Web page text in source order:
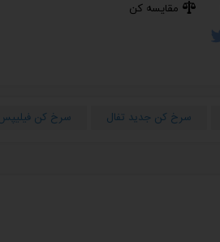
مقایسه کن
سرخ کن جدید تفال سرخ کن